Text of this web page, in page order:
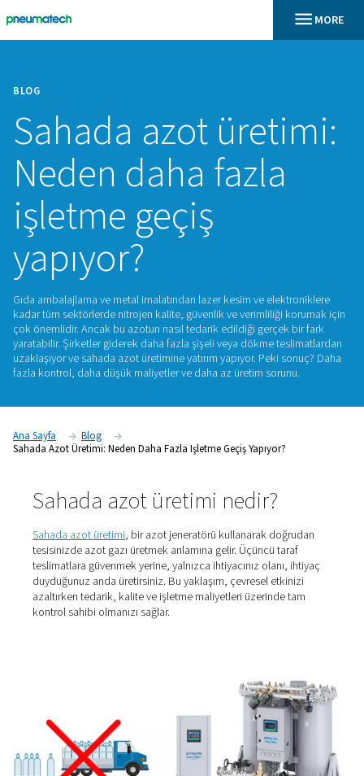
BLOG
Sahada azot
Neden daha fazla
işletme geçiş
yapıyor?
Gıda ambalajlama ve metal imalatından lazer kesim ve
çok önemlidir. Ancak bu azotun nasıl tedarik edildiği
yaratabilir. Şirketler giderek daha fazla şişeli veya dökme
uzaklaşıyor ve sahada azot üretimine yatırım yapıyor. Peki
Ana Sayfa
Blog
Sahada Azot Üretimi: Neden Daha Fazla Işletme Geçiş Yapıyor?
Sahada azot üretimi nedir?
tesisinizde azot gazı üretmek anlamına gelir. Üçüncü
teslimatlara güvenmek yerine, yalnızca ihtiyacınız
duyduğunuz anda üretirsiniz. Bu yaklaşım, çevresel
azaltırken tedarik, kalite ve işletme maliyetleri üzerinde
kontrol sahibi olmanızı sağlar.